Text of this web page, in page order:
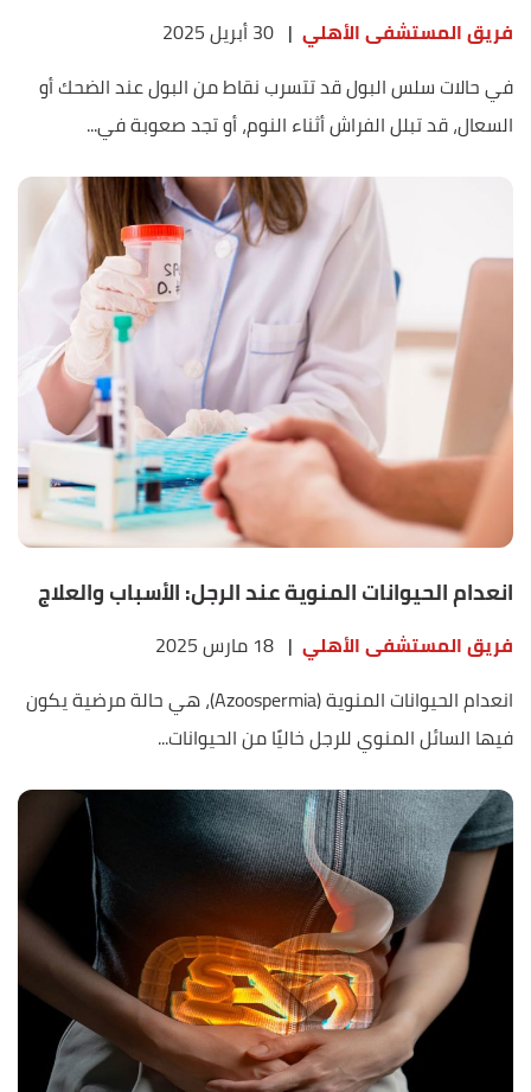
فريق المستشفى الأهلي | 30 أبريل 2025
في حالات سلس البول قد تتسرب نقاط من البول عند الضحك أو
السعال، قد تبلل الفراش أثناء النوم، أو تجد صعوبة في...
انعدام الحيوانات المنوية عند الرجل: الأسباب والعلاج
فريق المستشفى الأهلي | 18 مارس 2025
انعدام الحيوانات المنوية (Azoospermia)، هي حالة مرضية يكون
فيها السائل المنوي للرجل خاليًا من الحيوانات...